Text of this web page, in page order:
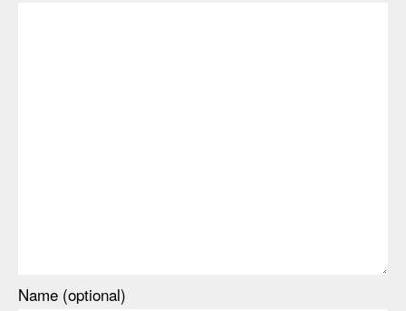
Name (optional)